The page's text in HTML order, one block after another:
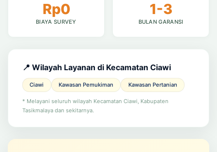
Rp0
BIAYA SURVEY
1-3
BULAN GARANSI
📍 Wilayah Layanan di Kecamatan Ciawi
Ciawi Kawasan Pemukiman Kawasan Pertanian
* Melayani seluruh wilayah Kecamatan Ciawi, Kabupaten
Tasikmalaya dan sekitarnya.